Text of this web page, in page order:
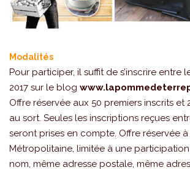
Modalités
Pour participer, il suffit de s’inscrire entre
2017 sur le blog
Offre réservée aux 50 premiers inscrits et
au sort. Seules les inscriptions reçues
seront prises en compte. Offre réservée
Métropolitaine, limitée à une
nom, même adresse postale, même